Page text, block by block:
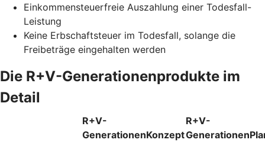
Einkommensteuerfreie Auszahlung einer Todesfall-
Leistung
Keine Erbschaftsteuer im Todesfall, solange die
Freibeträge eingehalten werden
Die R+V-Generationenprodukte im
Detail
R+V-
GenerationenKonzept
R+V-